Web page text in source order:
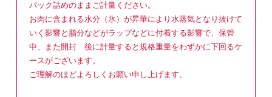
パック詰めのままご計量ください。
お肉に含まれる水分（氷）が昇華により水蒸気となり抜けて
いく影響と脂分などがラップなどに付着する影響で、保管
中、また開封 後に計量すると規格重量をわずかに下回るケ
ースがございます。
ご理解のほどよろしくお願い申し上げます。